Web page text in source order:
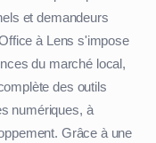
et demandeurs
à Lens s'impose
du marché local,
des outils
numériques, à
Grâce à une